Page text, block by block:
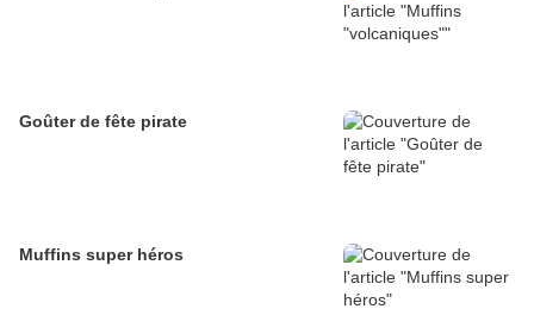
Goûter de fête pirate
Muffins super héros